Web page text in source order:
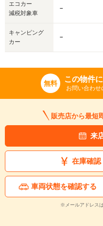
エコカー
減税対象車
－
キャンピング
カー
－
無料 この物件
お問い合わ
販売店から最短
来
在庫確認
車両状態を確認する
※メールアドレス